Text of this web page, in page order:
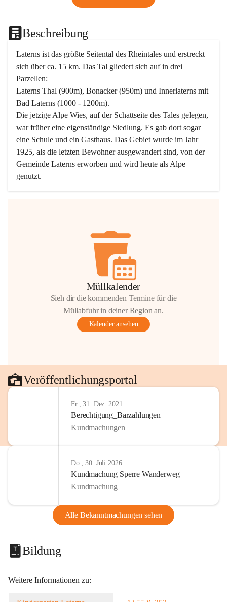
Beschreibung
Laterns ist das größte Seitental des Rheintales und erstreckt
sich über ca. 15 km. Das Tal gliedert sich auf in drei
Parzellen:
Laterns Thal (900m), Bonacker (950m) und Innerlaterns mit
Bad Laterns (1000 - 1200m).
Die jetzige Alpe Wies, auf der Schattseite des Tales gelegen,
war früher eine eigenständige Siedlung. Es gab dort sogar
eine Schule und ein Gasthaus. Das Gebiet wurde im Jahr
1925, als die letzten Bewohner ausgewandert sind, von der
Gemeinde Laterns erworben und wird heute als Alpe
genutzt.
Müllkalender
Sieh dir die kommenden Termine für die
Müllabfuhr in deiner Region an.
Kalender ansehen
Veröffentlichungsportal
Fr., 31. Dez. 2021
Berechtigung_Barzahlungen
Kundmachungen
Do., 30. Juli 2026
Kundmachung Sperre Wanderweg
Kundmachung
Alle Bekanntmachungen sehen
Bildung
Weitere Informationen zu: